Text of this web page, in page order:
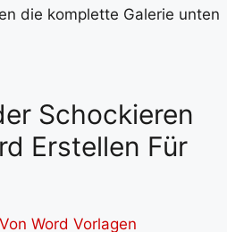
die komplette Galerie unten
Schockieren
Erstellen Für